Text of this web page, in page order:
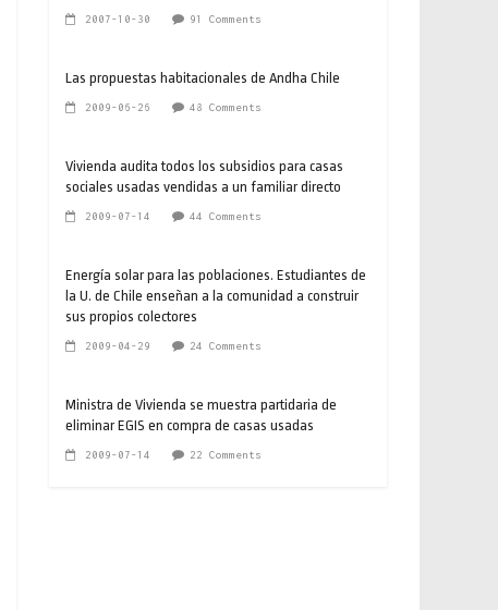
2007-10-30 91 Comments
Las propuestas habitacionales de Andha Chile
2009-06-26 48 Comments
Vivienda audita todos los subsidios para casas
sociales usadas vendidas a un familiar directo
2009-07-14 44 Comments
Energía solar para las poblaciones. Estudiantes de
la U. de Chile enseñan a la comunidad a construir
sus propios colectores
2009-04-29 24 Comments
Ministra de Vivienda se muestra partidaria de
eliminar EGIS en compra de casas usadas
2009-07-14 22 Comments